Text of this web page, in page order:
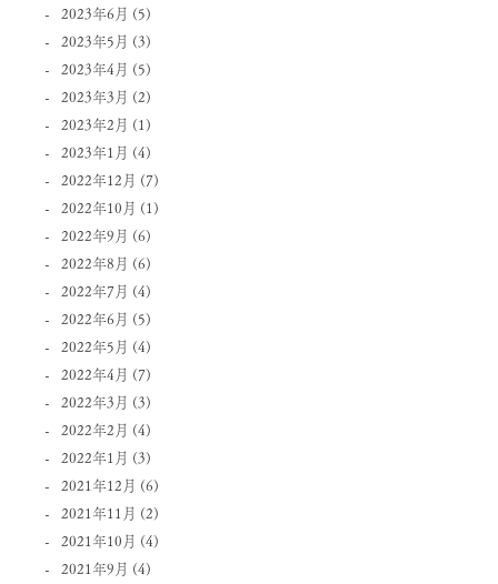
2023年6月 (5)
2023年5月 (3)
2023年4月 (5)
2023年3月 (2)
2023年2月 (1)
2023年1月 (4)
2022年12月 (7)
2022年10月 (1)
2022年9月 (6)
2022年8月 (6)
2022年7月 (4)
2022年6月 (5)
2022年5月 (4)
2022年4月 (7)
2022年3月 (3)
2022年2月 (4)
2022年1月 (3)
2021年12月 (6)
2021年11月 (2)
2021年10月 (4)
2021年9月 (4)